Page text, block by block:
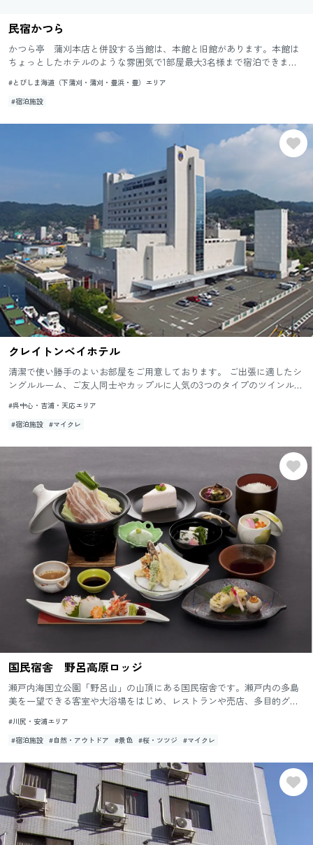
民宿かつら
かつら亭 蒲刈本店と併設する当館は、本館と旧館があります。本館は
ちょっとしたホテルのような雰囲気で1部屋最大3名様まで宿泊できま
ル...
#とびしま海道（下蒲刈・蒲刈・豊浜・豊）エリア
#宿泊施設
クレイトンベイホテル
清潔で使い勝手のよいお部屋をご用意しております。 ご出張に適したシ
ングルルーム、ご友人同士やカップルに人気の3つのタイプのツインルー
#呉中心・吉浦・天応エリア
#宿泊施設 #マイクレ
国民宿舎 野呂高原ロッジ
瀬戸内海国立公園「野呂山」の山頂にある国民宿舎です。瀬戸内の多島
美を一望できる客室や大浴場をはじめ、レストランや売店、多目的グラ
な...
#川尻・安浦エリア
#宿泊施設 #自然・アウトドア #景色 #桜・ツツジ #マイクレ